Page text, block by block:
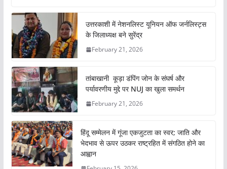
c
e
b
o
o
k
itt
er s
A
p
e
उत्तरकाशी में नेशनलिस्ट यूनियन ऑफ जर्नलिस्ट्स
के जिलाध्यक्ष बने सुरेंद्र
February 21, 2026
तांबाखानी कूड़ा डंपिंग जोन के संघर्ष और
पर्यावरणीय मुद्दे पर NUJ का खुला समर्थन
February 21, 2026
हिंदू सम्मेलन में गूंजा एकजुटता का स्वर; जाति और
भेदभाव से ऊपर उठकर राष्ट्रहित में संगठित होने का
आह्वान